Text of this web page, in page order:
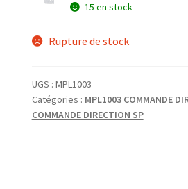
15 en stock
Rupture de stock
UGS : MPL1003
Catégories : MPL1003 COMMANDE
COMMANDE DIRECTION SP